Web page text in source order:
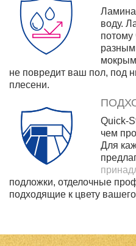
воду.
потому
не повредит ваш пол, под
плесени.
Quick-
чем
Для
подложки, отделочные
подходящие к цвету